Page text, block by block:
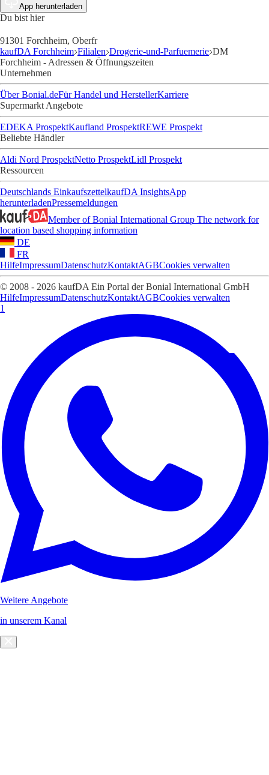
App herunterladen
Du bist hier
91301 Forchheim, Oberfr
kaufDA Forchheim Filialen Drogerie-und-Parfuemerie DM
Forchheim - Adressen & Öffnungszeiten
Unternehmen
Über Bonial.deFür Handel und HerstellerKarriere
Supermarkt Angebote
EDEKA ProspektKaufland ProspektREWE Prospekt
Beliebte Händler
Aldi Nord ProspektNetto ProspektLidl Prospekt
Ressourcen
Deutschlands EinkaufszettelkaufDA InsightsApp
herunterladenPressemeldungen
Member of Bonial International Group The network for
location based shopping information
DE
FR
HilfeImpressumDatenschutzKontaktAGBCookies verwalten
© 2008 - 2026 kaufDA Ein Portal der Bonial International GmbH
HilfeImpressumDatenschutzKontaktAGBCookies verwalten
1
Weitere Angebote
in unserem Kanal